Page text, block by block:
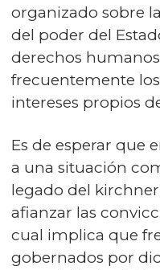
organizado sobre
del poder del
derechos
frecuentemente
intereses propios
Es de esperar que
a una situación
legado del
afianzar las
cual implica que
gobernados por